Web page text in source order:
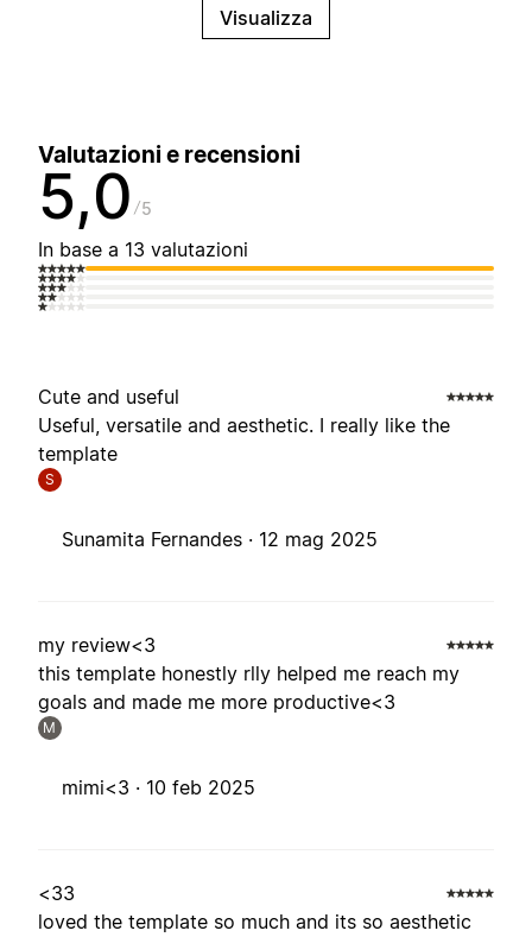
Visualizza
Valutazioni e recensioni
5,0 5
In base a 13 valutazioni
Cute and useful
Useful, versatile and aesthetic. I really like the
template
S
Sunamita Fernandes · 12 mag 2025
my review<3
this template honestly rlly helped me reach my
goals and made me more productive<3
M
mimi<3 · 10 feb 2025
<33
loved the template so much and its so aesthetic